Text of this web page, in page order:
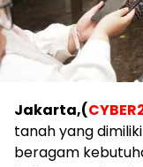
Jakarta,(
tanah yang
beragam